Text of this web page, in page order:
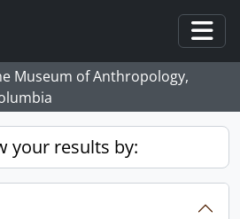
Museum of Anthropology,
your results by: